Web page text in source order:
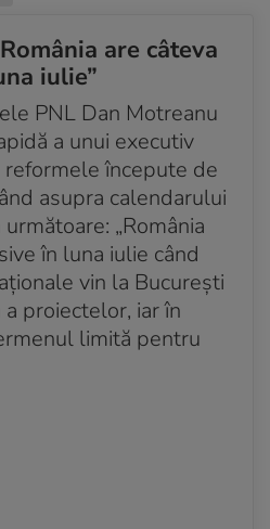
are câteva
iulie”
PNL Dan Motreanu
a unui executiv
începute de
asupra calendarului
„România
în luna iulie când
vin la București
proiectelor, iar în
limită pentru